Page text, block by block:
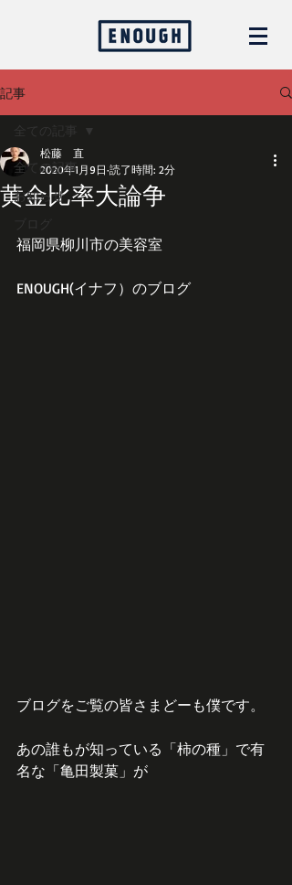
記事
全ての記事
お知らせ
ブログ
全ての記事
黄金比率大論争
松藤 直
2020年1月9日 読了時間: 2分
福岡県柳川市の美容室
ENOUGH(イナフ）のブログ
ブログをご覧の皆さまどーも僕です。
あの誰もが知っている「柿の種」で有
名な「亀田製菓」が